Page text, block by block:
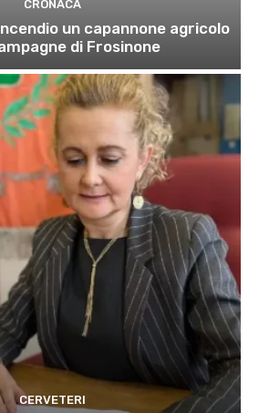
CRONACA
un capannone agricolo
di Frosinone
CERVETERI